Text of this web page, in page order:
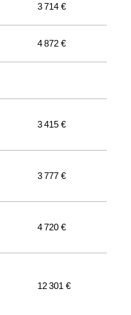
3 714 €
4 872 €
3 415 €
3 777 €
4 720 €
12 301 €